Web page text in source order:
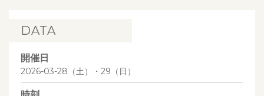
DATA
開催日
2026-03-28（土）・29（日）